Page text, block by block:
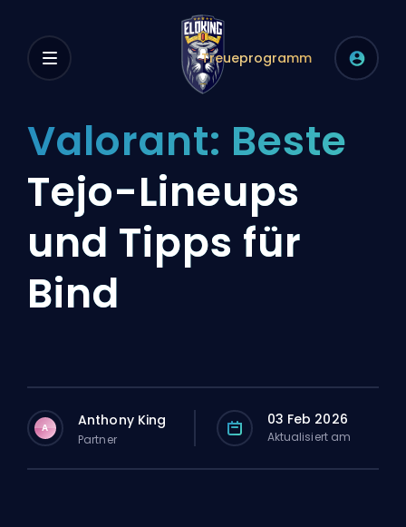
Treueprogramm
Valorant: Beste
Tejo-Lineups
und Tipps für
Bind
A Anthony King
Partner
03 Feb 2026
Aktualisiert am